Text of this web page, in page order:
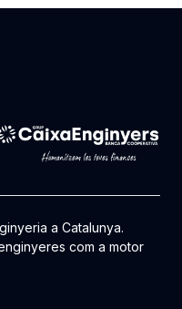
a Catalunya.
com a motor